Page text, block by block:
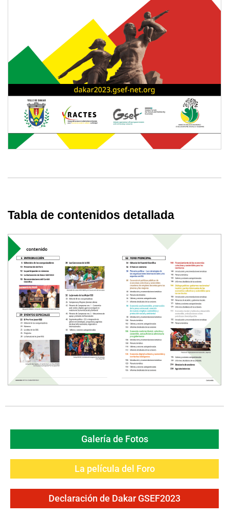
Tabla de contenidos detallada
Galería de Fotos
La película del Foro
Declaración de Dakar GSEF2023